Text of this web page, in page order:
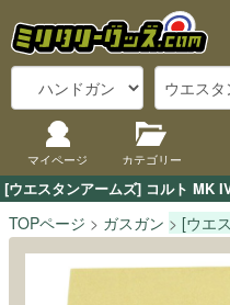
[ウエスタンアームズ] コルト MK
マイページ カテゴリー
TOPページ ガスガン [ウエ